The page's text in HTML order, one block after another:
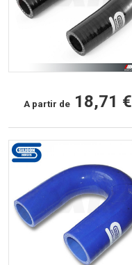
A partir de 18,71 €